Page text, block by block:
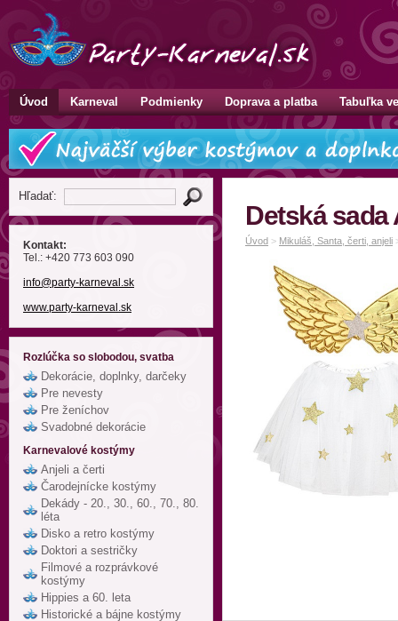
Úvod Karneval Podmienky Doprava a platba Tabuľka
Hľadať:
Kontakt:
Tel.: +420 773 603 090
info@party-karneval .sk
www.party-karneval.sk
Rozlúčka so slobodou, svatba
Dekorácie, doplnky, darčeky
Pre nevesty
Pre ženíchov
Svadobné dekorácie
Karnevalové kostýmy
Anjeli a čerti
Čarodejnícke kostýmy
Dekády - 20., 30., 60., 70., 80.
léta
Disko a retro kostýmy
Doktori a sestričky
Filmové a rozprávkové
kostýmy
Hippies a 60. leta
Historické a bájne kostýmy
Detská sada
Úvod > Mikuláš, Santa, čerti, anjeli